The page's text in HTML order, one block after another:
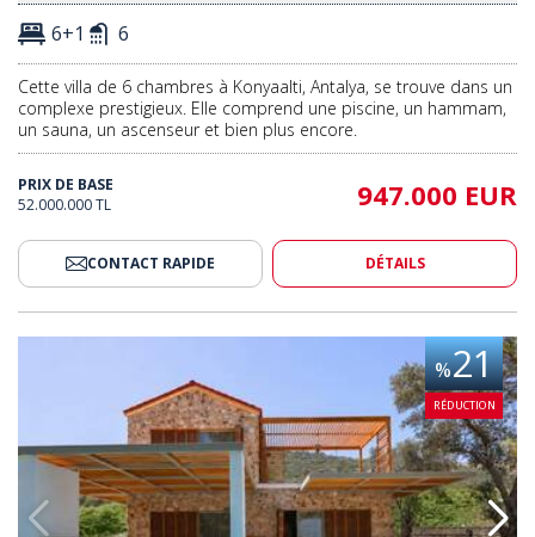
6+1 6
Cette villa de 6 chambres à Konyaalti, Antalya, se trouve dans un
complexe prestigieux. Elle comprend une piscine, un hammam,
un sauna, un ascenseur et bien plus encore.
PRIX DE BASE
52.000.000 TL
947.000 EUR
CONTACT RAPIDE DÉTAILS
Grandes Maisons Avec
%21
RÉDUCTION